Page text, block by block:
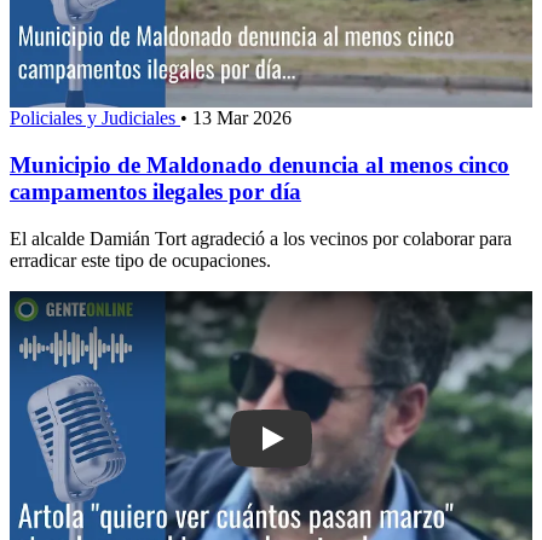
Policiales y Judiciales • 13 Mar 2026
Municipio de Maldonado denuncia al menos cinco
campamentos ilegales por día
El alcalde Damián Tort agradeció a los vecinos por colaborar para
erradicar este tipo de ocupaciones.
Play: Artola: "quiero ver cuántos